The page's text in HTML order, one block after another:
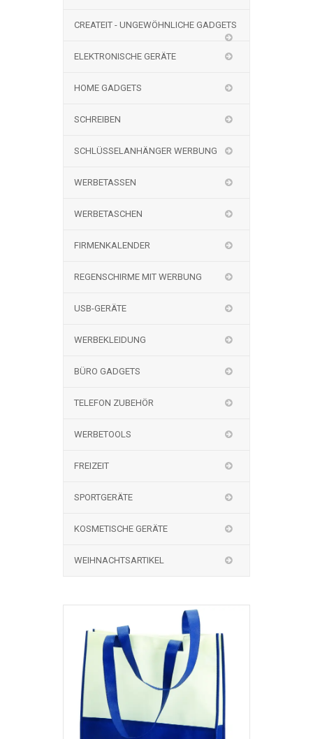
CREATEIT - UNGEWÖHNLICHE GADGETS
ELEKTRONISCHE GERÄTE
HOME GADGETS
SCHREIBEN
SCHLÜSSELANHÄNGER WERBUNG
WERBETASSEN
WERBETASCHEN
FIRMENKALENDER
REGENSCHIRME MIT WERBUNG
USB-GERÄTE
WERBEKLEIDUNG
BÜRO GADGETS
TELEFON ZUBEHÖR
WERBETOOLS
FREIZEIT
SPORTGERÄTE
KOSMETISCHE GERÄTE
WEIHNACHTSARTIKEL